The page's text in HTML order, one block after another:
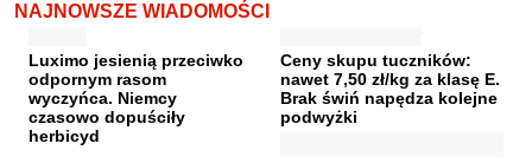
NAJNOWSZE WIADOMOŚCI
Luximo jesienią przeciwko
odpornym rasom
wyczyńca. Niemcy
czasowo dopuściły
herbicyd
Ceny skupu tuczników:
nawet 7,50 zł/kg za klasę E.
Brak świń napędza kolejne
podwyżki